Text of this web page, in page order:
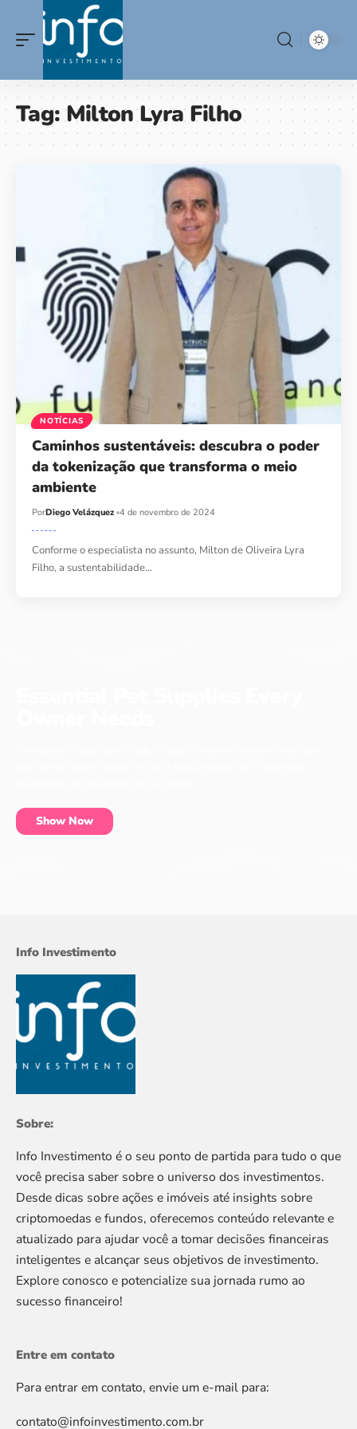
Tag:Milton Lyra Filho
NOTÍCIAS
Caminhos sustentáveis: descubra o poder
da tokenização que transforma o meio
ambiente
PorDiego Velázquez 4 de novembro de 2024
Conforme o especialista no assunto, Milton de Oliveira Lyra
Filho, a sustentabilidade…
Show Now
Info Investimento
Sobre:
Info Investimento é o seu ponto de partida para tudo o que
você precisa saber sobre o universo dos investimentos.
Desde dicas sobre ações e imóveis até insights sobre
criptomoedas e fundos, oferecemos conteúdo relevante e
atualizado para ajudar você a tomar decisões financeiras
inteligentes e alcançar seus objetivos de investimento.
Explore conosco e potencialize sua jornada rumo ao
sucesso financeiro!
Entre em contato
Para entrar em contato, envie um e-mail para:
contato@infoinvestimento.com.br